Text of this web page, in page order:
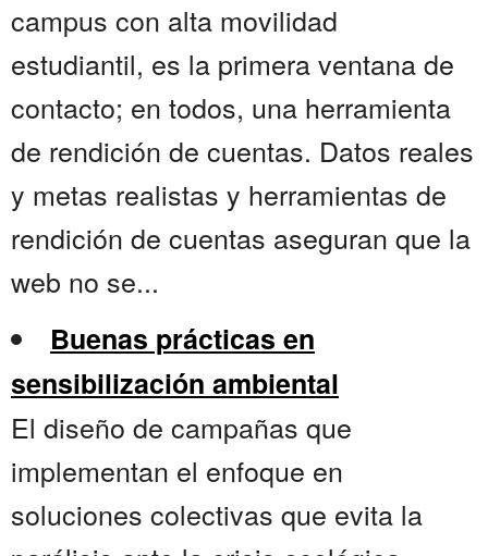
campus con alta movilidad
estudiantil, es la primera ventana de
contacto; en todos, una herramienta
de rendición de cuentas. Datos reales
y metas realistas y herramientas de
rendición de cuentas aseguran que la
web no se...
Buenas prácticas en
sensibilización ambiental
El diseño de campañas que
implementan el enfoque en
soluciones colectivas que evita la